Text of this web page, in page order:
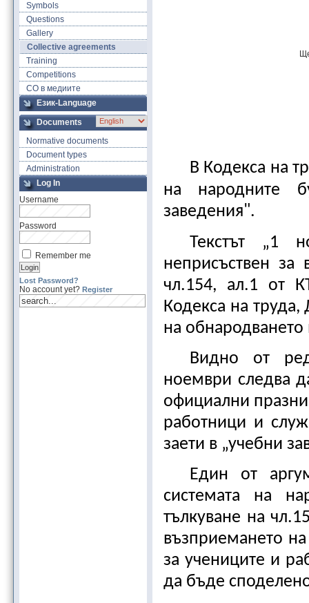
Symbols
Questions
Gallery
Collective agreements
Training
Competitions
СО в медиите
Език-Language
Documents
Normative documents
Document types
Administration
Log In
Username
Password
Remember me
Lost Password?
No account yet? Register
В Кодекса на
на народните
заведения".
Текстът „1
неприсъствен
чл.154, ал.1 от
Кодекса на труда,
на обнародването
Видно от
ноември следва
официални
работници и
заети в „учебни
Един от
системата на
тълкуване на
възприемането
за учениците и
да бъде